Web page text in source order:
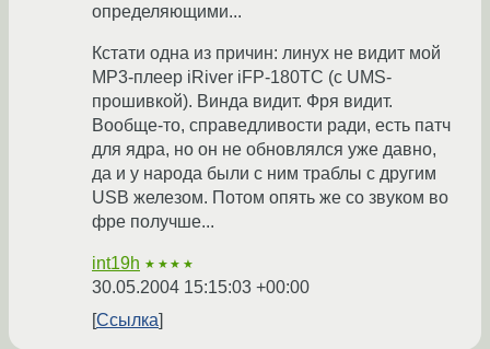
определяющими...
Кстати одна из причин: линух не видит мой
MP3-плеер iRiver iFP-180TC (с UMS-
прошивкой). Винда видит. Фря видит.
Вообще-то, справедливости ради, есть патч
для ядра, но он не обновлялся уже давно,
да и у народа были с ним траблы с другим
USB железом. Потом опять же со звуком во
фре получше...
int19h ★★★★
30.05.2004 15:15:03 +00:00
Ссылка